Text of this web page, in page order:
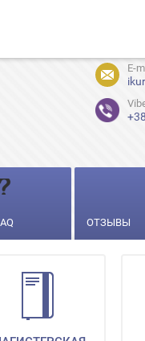
E-
ОТЗЫВЫ